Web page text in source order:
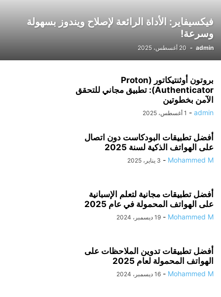
فيكسيفاير: الأداة الرائعة لإصلاح ويندوز بسهولة
وسرعة!
admin
- 20 أغسطس، 2025
بروتون أوثنتيكاتور (Proton
Authenticator): تطبيق مجاني للتحقق
الآمن بخطوتين
admin
- 1 أغسطس، 2025
أفضل تطبيقات البودكاست دون اتصال
على الهواتف الذكية لسنة 2025
Mohammed M
- 3 يناير، 2025
أفضل تطبيقات مجانية لتعلم الإسبانية
على الهواتف المحمولة في عام 2025
Mohammed M
- 19 ديسمبر، 2024
أفضل تطبيقات تدوين الملاحظات على
الهواتف المحمولة لعام 2025
Mohammed M
- 16 ديسمبر، 2024